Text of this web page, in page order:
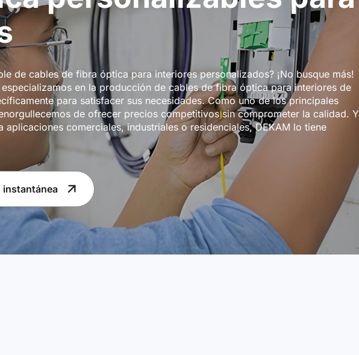
de cables de fibra óptica para interiores personalizados? ¡No busque más!
especializamos en la producción de cables de fibra óptica para interiores de
para satisfacer sus necesidades. Como uno de los principales
de ofrecer precios competitivos sin comprometer la calidad.
aplicaciones comerciales, industriales o residenciales, DEKAM lo tiene
instantánea